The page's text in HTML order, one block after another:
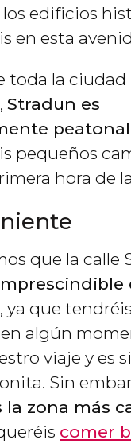
edificios
en esta
toda la ciudad
Stradun es
peatonal
pequeños
hora de
que la calle
, ya que
algún
viaje y es
Sin
la zona más
comer